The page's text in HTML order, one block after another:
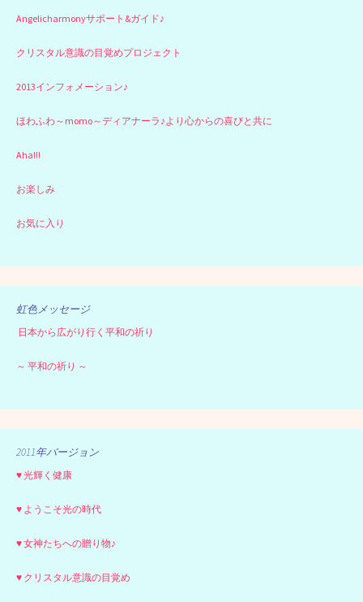
Angelicharmonyサポート&ガイド♪
クリスタル意識の目覚めプロジェクト
2013インフォメーション♪
ほわふわ～momo～ディアナーラ♪より心からの喜びと共に
Aha!!!
お楽しみ
お気に入り
虹色メッセージ
日本から広がり行く平和の祈り
～ 平和の祈り ～
2011年バージョン
♥ 光輝く健康
♥ ようこそ光の時代
♥ 女神たちへの贈り物♪
♥ クリスタル意識の目覚め